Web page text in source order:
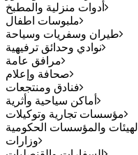
أدوات منزلية والمطبخ
ملبوسات اطفال
طيران وسفريات وسياحة
نوادي وحدائق ترفيهية
مرافق عامة
صحافة وإعلام
فنادق ومنتجعات
أماكن سياحية وأثرية
مؤسسات تجارية وتوكيلات
الهيئات والمؤسسات الحكومية
وزارات